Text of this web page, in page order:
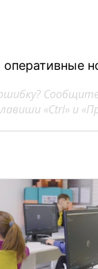
«Ctrl» и